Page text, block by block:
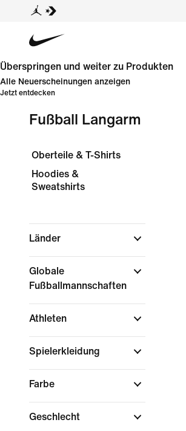
Überspringen und weiter zu Produkten
Alle Neuerscheinungen anzeigen
Jetzt entdecken
Fußball Langarm
Oberteile & T-Shirts
Hoodies &
Sweatshirts
Länder
Globale
Fußballmannschaften
Athleten
Spielerkleidung
Farbe
Geschlecht